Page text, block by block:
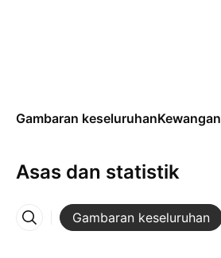
Gambaran keseluruhanKewangan
Asas dan statistik
Gambaran keseluruhan
Lebih